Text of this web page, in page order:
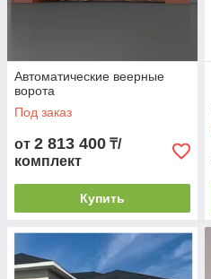
Автоматические веерные
ворота
Под заказ
от 2 813 400 ₸/
комплект
Купить